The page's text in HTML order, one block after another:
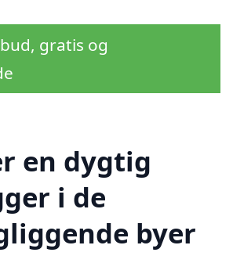
gratis og
en dygtig
i de
byer